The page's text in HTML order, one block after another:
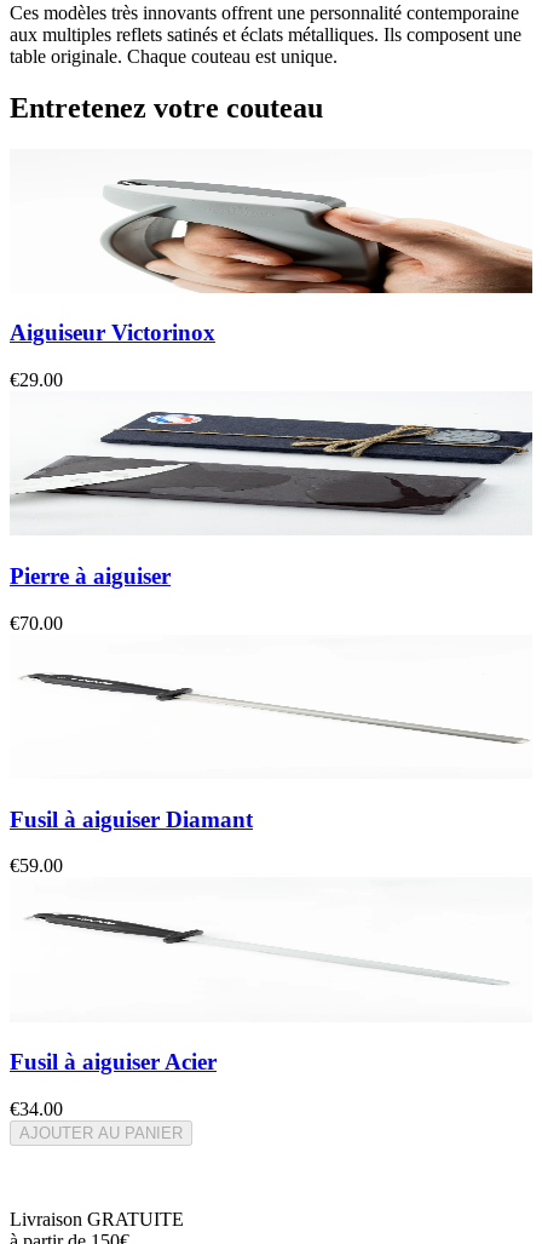
Ces modèles très innovants offrent une personnalité contemporaine
aux multiples reflets satinés et éclats métalliques. Ils composent une
table originale. Chaque couteau est unique.
Entretenez votre couteau
Aiguiseur Victorinox
€29.00
Pierre à aiguiser
€70.00
Fusil à aiguiser Diamant
€59.00
Fusil à aiguiser Acier
€34.00
AJOUTER AU PANIER
Livraison GRATUITE